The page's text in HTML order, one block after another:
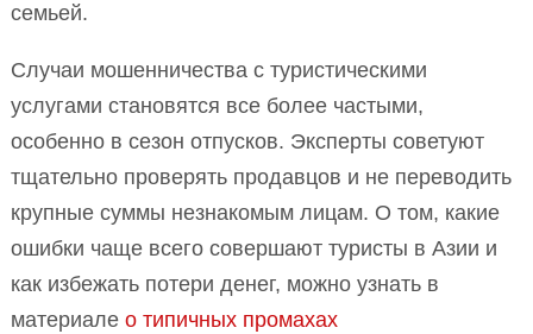
семьей.
Случаи мошенничества с туристическими
услугами становятся все более частыми,
особенно в сезон отпусков. Эксперты советуют
тщательно проверять продавцов и не переводить
крупные суммы незнакомым лицам. О том, какие
ошибки чаще всего совершают туристы в Азии и
как избежать потери денег, можно узнать в
материале о типичных промахах